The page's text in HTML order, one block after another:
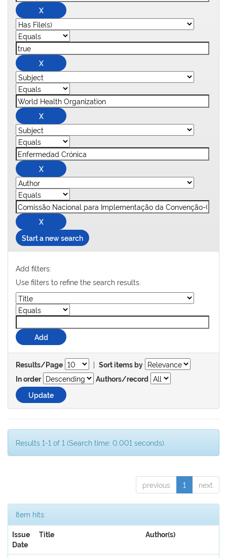
Start a new search
Add filters:
Use filters to refine the search results.
Results/Page | Sort items by
In order
Authors/record
Results 1-1 of 1 (Search time: 0.001 seconds).
previous 1 next
Item hits:
Issue
Date
Title Author(s)